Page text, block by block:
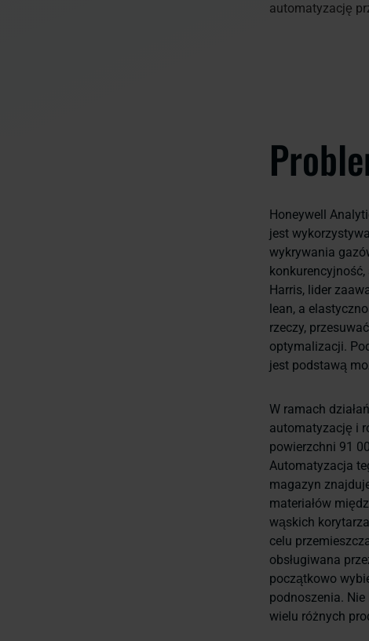
automatyzację
Honeywell
jest
wykrywania
Harris, lider
lean, a
rzeczy,
optymalizacji.
jest podstawą
W ramach
automatyzację i
powierzchni 91
Automatyzacja
magazyn
materiałów
wąskich
celu
obsługiwana
początkowo
podnoszenia. Nie
wielu różnych